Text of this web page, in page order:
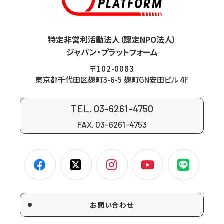
特定非営利活動法人（認定NPO法人）
ジャパン・プラットフォーム
〒102-0083
東京都千代田区麹町3-6-5 麹町GN安田ビル 4F
TEL. 03-6261-4750
FAX. 03-6261-4753
お問い合わせ